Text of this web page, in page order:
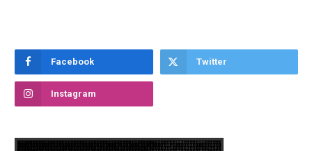
Facebook Twitter
Instagram